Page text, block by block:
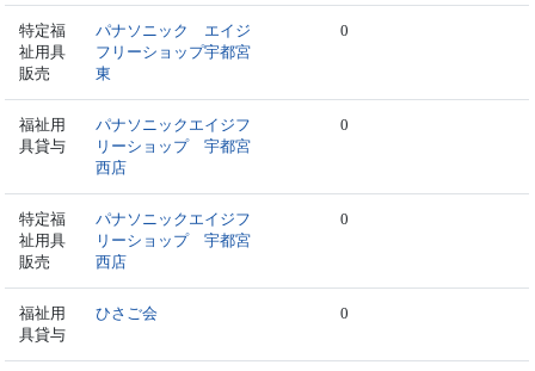
特定福
祉用具
販売
パナソニック エイジ
フリーショップ宇都宮
東
0
福祉用
具貸与
パナソニックエイジフ
リーショップ 宇都宮
西店
0
特定福
祉用具
販売
パナソニックエイジフ
リーショップ 宇都宮
西店
0
福祉用
具貸与
ひさご会 0